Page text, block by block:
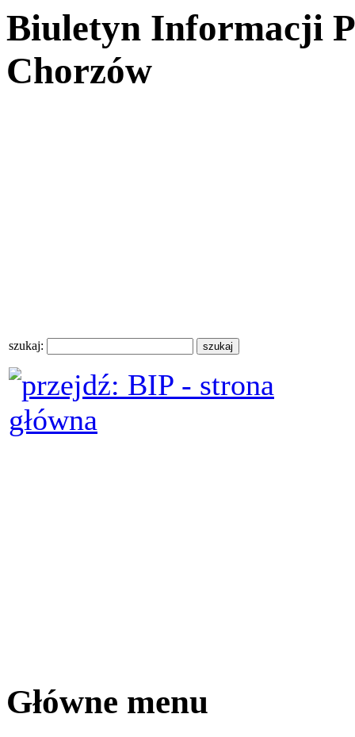
Biuletyn Informacji
Chorzów
szukaj:
Główne menu